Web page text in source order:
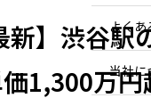
買取実
物件を
不動
よく
当社に
却・買取ポイント【
】
2020.10.22
新】渋谷
1,300万円